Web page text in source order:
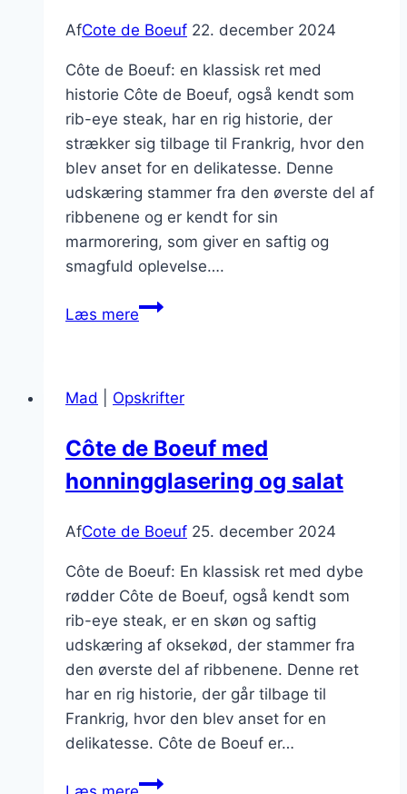
AfCote de Boeuf 22. december 2024
Côte de Boeuf: en klassisk ret med
historie Côte de Boeuf, også kendt som
rib-eye steak, har en rig historie, der
strækker sig tilbage til Frankrig, hvor den
blev anset for en delikatesse. Denne
udskæring stammer fra den øverste del af
ribbenene og er kendt for sin
marmorering, som giver en saftig og
smagfuld oplevelse….
Læs mereCôte
grillen:
guide
Mad Opskrifter
Côte de Boeuf med
honningglasering og salat
AfCote de Boeuf 25. december 2024
Côte de Boeuf: En klassisk ret med dybe
rødder Côte de Boeuf, også kendt som
rib-eye steak, er en skøn og saftig
udskæring af oksekød, der stammer fra
den øverste del af ribbenene. Denne ret
har en rig historie, der går tilbage til
Frankrig, hvor den blev anset for en
delikatesse. Côte de Boeuf er…
Côte